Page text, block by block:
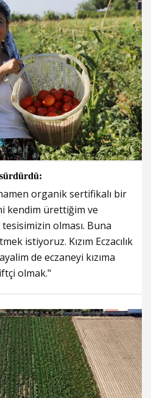
sürdürdü:
organik sertifikalı bir
kendim ürettiğim ve
olması. Buna
istiyoruz. Kızım Eczacılık
de eczaneyi kızıma
olmak."